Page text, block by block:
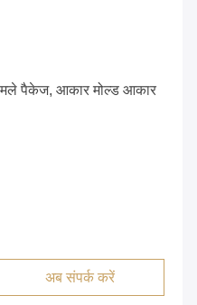
पैकेज, आकार मोल्ड आकार
अब संपर्क करें